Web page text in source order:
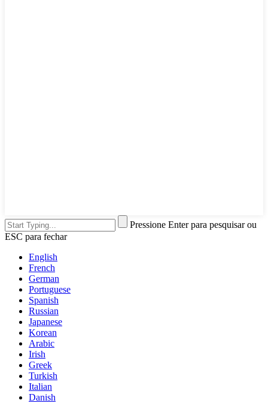
Pressione Enter para pesquisar ou
ESC para fechar
English
French
German
Portuguese
Spanish
Russian
Japanese
Korean
Arabic
Irish
Greek
Turkish
Italian
Danish